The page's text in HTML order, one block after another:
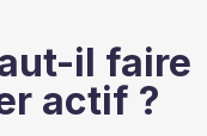
il faire
actif ?